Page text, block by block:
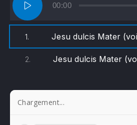
audio
00:00
1. Jesu dulcis Mater (voix
2. Jesu dulcis Mater (voix
Chargement...